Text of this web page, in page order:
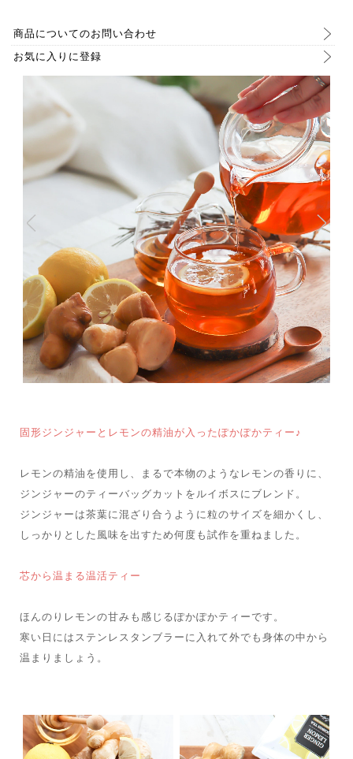
商品についてのお問い合わせ
お気に入りに登録
固形ジンジャーとレモンの精油が入ったぽかぽかティー♪
レモンの精油を使用し、まるで本物のようなレモンの香りに、
ジンジャーのティーバッグカットをルイボスにブレンド。
ジンジャーは茶葉に混ざり合うように粒のサイズを細かくし、
しっかりとした風味を出すため何度も試作を重ねました。
芯から温まる温活ティー
ほんのりレモンの甘みも感じるぽかぽかティーです。
寒い日にはステンレスタンブラーに入れて外でも身体の中から
温まりましょう。